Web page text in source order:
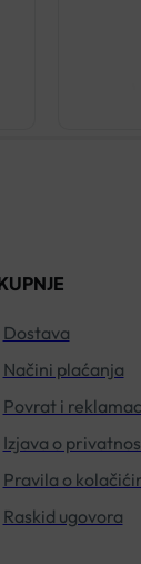
Dostava
Načini plaćanja
Povrat i
Izjava o
Pravila o
Raskid ugovora